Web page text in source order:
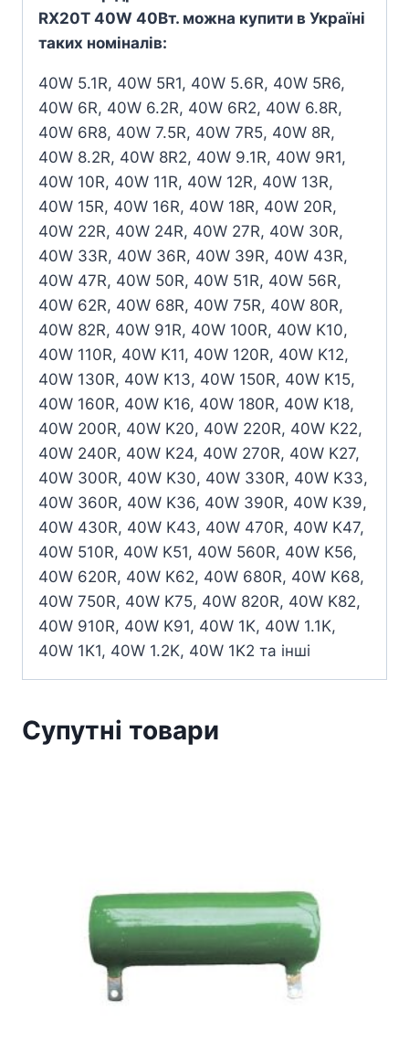
RX20T 40W 40Вт. можна купити в Україні
таких номіналів:
40W 5.1R, 40W 5R1, 40W 5.6R, 40W 5R6,
40W 6R, 40W 6.2R, 40W 6R2, 40W 6.8R,
40W 6R8, 40W 7.5R, 40W 7R5, 40W 8R,
40W 8.2R, 40W 8R2, 40W 9.1R, 40W 9R1,
40W 10R, 40W 11R, 40W 12R, 40W 13R,
40W 15R, 40W 16R, 40W 18R, 40W 20R,
40W 22R, 40W 24R, 40W 27R, 40W 30R,
40W 33R, 40W 36R, 40W 39R, 40W 43R,
40W 47R, 40W 50R, 40W 51R, 40W 56R,
40W 62R, 40W 68R, 40W 75R, 40W 80R,
40W 82R, 40W 91R, 40W 100R, 40W K10,
40W 110R, 40W K11, 40W 120R, 40W K12,
40W 130R, 40W K13, 40W 150R, 40W K15,
40W 160R, 40W K16, 40W 180R, 40W K18,
40W 200R, 40W K20, 40W 220R, 40W K22,
40W 240R, 40W K24, 40W 270R, 40W K27,
40W 300R, 40W K30, 40W 330R, 40W K33,
40W 360R, 40W K36, 40W 390R, 40W K39,
40W 430R, 40W K43, 40W 470R, 40W K47,
40W 510R, 40W K51, 40W 560R, 40W K56,
40W 620R, 40W K62, 40W 680R, 40W K68,
40W 750R, 40W K75, 40W 820R, 40W K82,
40W 910R, 40W K91, 40W 1K, 40W 1.1K,
40W 1K1, 40W 1.2K, 40W 1K2 та інші
Супутні товари